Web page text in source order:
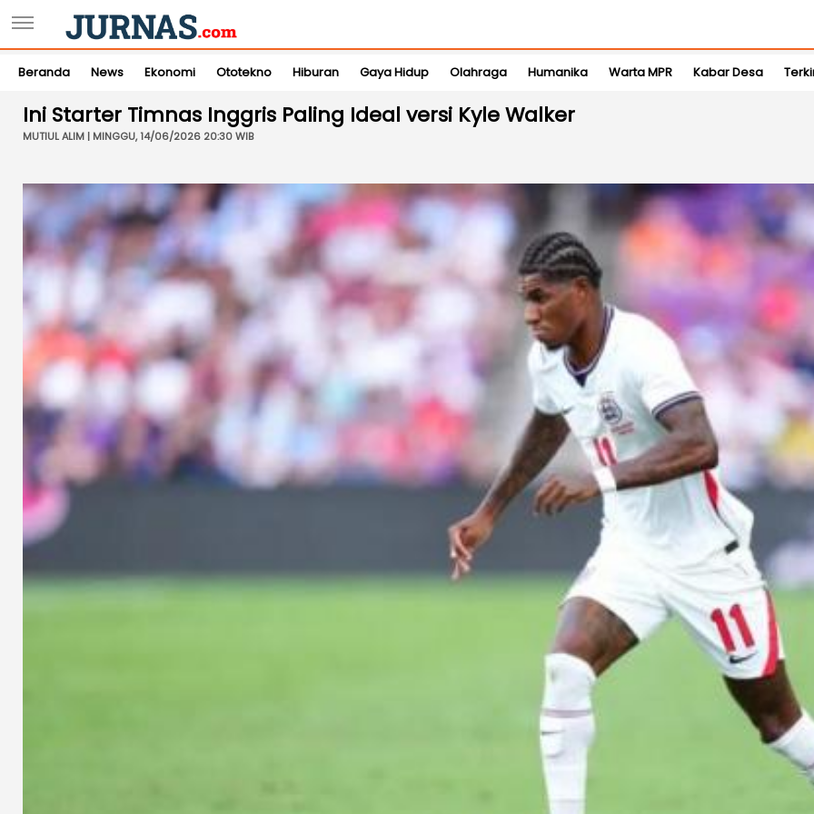
Beranda News Ekonomi Ototekno Hiburan Gaya Hidup Olahraga Humanika Warta MPR Kabar Desa
Ini Starter Timnas Inggris Paling Ideal versi Kyle Walker
MUTIUL ALIM | MINGGU, 14/06/2026 20:30 WIB